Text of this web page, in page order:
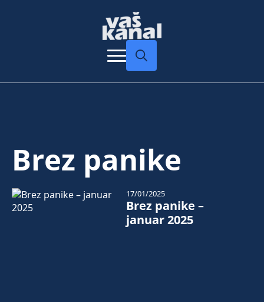
Brez panike
Brez panike –
januar 2025
17/01/2025